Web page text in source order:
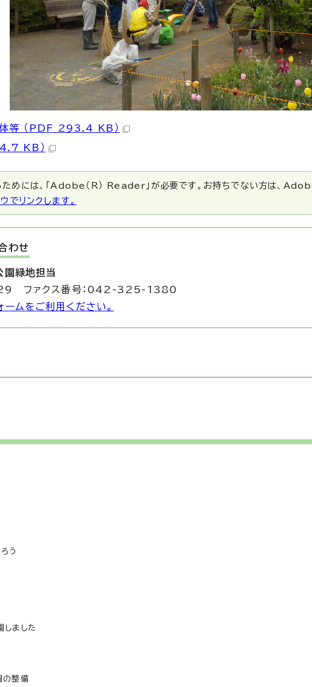
体等 （PDF 293.4 KB）
KB）
めには、「Adobe（R） Reader」が必要です。お持ちでない方は、Adobe
でリンクします。
わせ
園緑地担当
ファクス番号：042-325-1380
ムをご利用ください。
う
しました
の整備